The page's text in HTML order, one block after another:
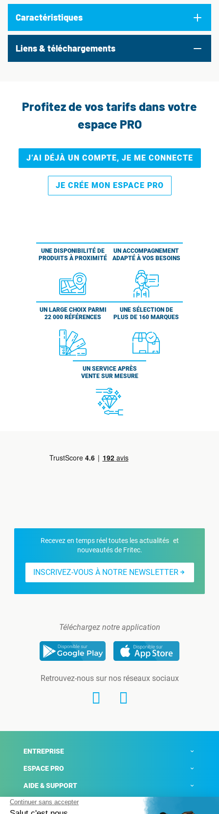
Caractéristiques
Liens & téléchargements
Profitez de vos tarifs dans votre
espace PRO
J’AI DÉJÀ UN COMPTE, JE ME CONNECTE
JE CRÉE MON ESPACE PRO
UNE DISPONIBILITÉ DE
PRODUITS À PROXIMITÉ
UN ACCOMPAGNEMENT
ADAPTÉ À VOS BESOINS
UN LARGE CHOIX PARMI
22 000 RÉFÉRENCES
UNE SÉLECTION DE
PLUS DE 160 MARQUES
UN SERVICE APRÈS
VENTE SUR MESURE
Recevez en temps réel toutes les actualités et
nouveautés de Fritec.
INSCRIVEZ-VOUS À NOTRE NEWSLETTER
Téléchargez notre application
Retrouvez-nous sur nos réseaux sociaux
ENTREPRISE
ESPACE PRO
AIDE & SUPPORT
ACTUALITÉS